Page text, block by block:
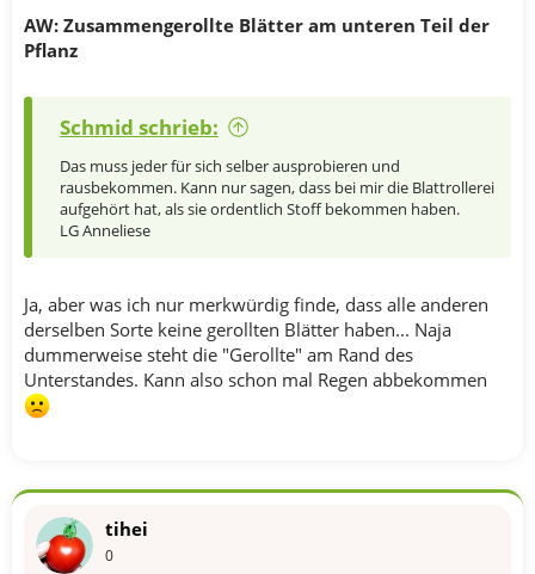
AW: Zusammengerollte Blätter am unteren Teil der
Pflanz
Schmid schrieb:
Das muss jeder für sich selber ausprobieren und
rausbekommen. Kann nur sagen, dass bei mir die Blattrollerei
aufgehört hat, als sie ordentlich Stoff bekommen haben.
LG Anneliese
Ja, aber was ich nur merkwürdig finde, dass alle anderen
derselben Sorte keine gerollten Blätter haben... Naja
dummerweise steht die "Gerollte" am Rand des
Unterstandes. Kann also schon mal Regen abbekommen
tihei
0